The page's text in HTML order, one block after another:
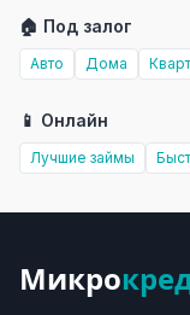
🏠 Под залог
Авто Дома
📱 Онлайн
Лучшие займы
Микро